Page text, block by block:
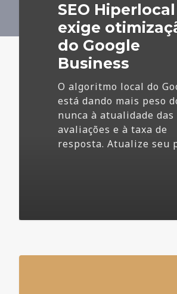
Business
SEO Hiperlocal
exige
do Google
Business
O algoritmo local do
está dando mais peso
nunca à atualidade das
avaliações e à taxa de
resposta. Atualize seu